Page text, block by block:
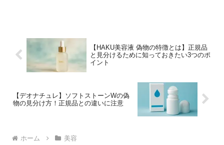
【HAKU美容液 偽物の特徴とは】正規品
と見分けるために知っておきたい3つのポ
イント
【デオナチュレ】ソフトストーンWの偽
物の見分け方！正規品との違いに注意
ホーム 美容